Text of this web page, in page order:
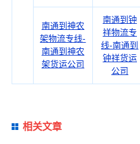
南通到神农
架物流专线-
南通到神农
架货运公司
南通到钟
祥物流专
线-南通到
钟祥货运
公司
相关文章